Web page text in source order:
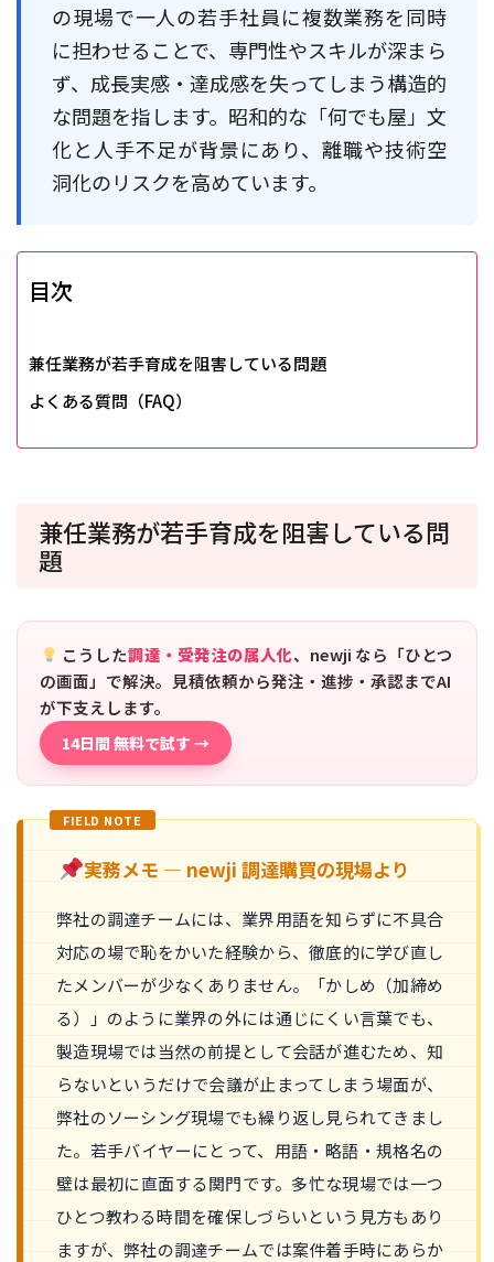
の現場で一人の若手社員に複数業務を同時
に担わせることで、専門性やスキルが深まら
ず、成長実感・達成感を失ってしまう構造的
な問題を指します。昭和的な「何でも屋」文
化と人手不足が背景にあり、離職や技術空
洞化のリスクを高めています。
目次
兼任業務が若手育成を阻害している問題
よくある質問（FAQ）
兼任業務が若手育成を阻害している問
題
こうした調達・受発注の属人化、newji なら「ひとつ
の画面」で解決。見積依頼から発注・進捗・承認までAI
が下支えします。
14日間 無料で試す →
FIELD NOTE
実務メモ — newji 調達購買の現場より
弊社の調達チームには、業界用語を知らずに不具合
対応の場で恥をかいた経験から、徹底的に学び直し
たメンバーが少なくありません。「かしめ（加締め
る）」のように業界の外には通じにくい言葉でも、
製造現場では当然の前提として会話が進むため、知
らないというだけで会議が止まってしまう場面が、
弊社のソーシング現場でも繰り返し見られてきまし
た。若手バイヤーにとって、用語・略語・規格名の
壁は最初に直面する関門です。多忙な現場では一つ
ひとつ教わる時間を確保しづらいという見方もあり
ますが、弊社の調達チームでは案件着手時にあらか